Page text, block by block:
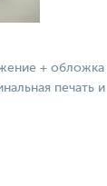
+ обложка
печать и